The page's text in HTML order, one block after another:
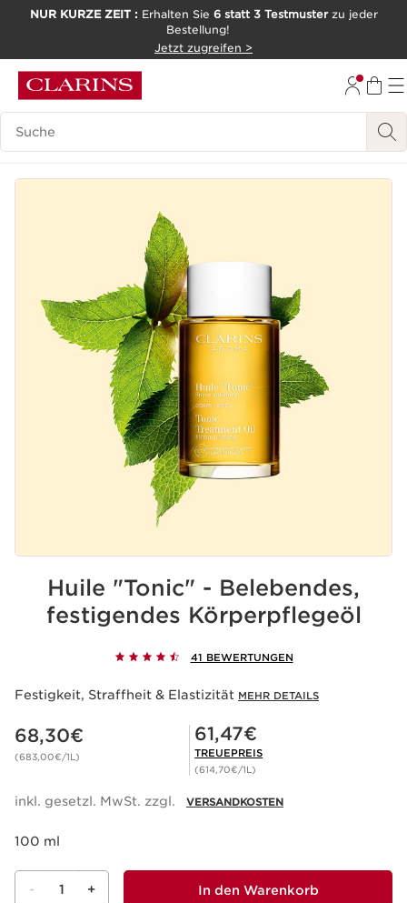
NUR KURZE ZEIT : Erhalten Sie 6 statt 3 Testmusterzu jeder
Bestellung!
Jetzt zugreifen >
Legende suchen
Huile "Tonic" - Belebendes,
festigendes Körperpflegeöl
41 BEWERTUNGEN
Festigkeit, Straffheit & Elastizität MEHR DETAILS
Aktueller Preis 68,30€
68,30€
(683,00€/1L)
Mitgliederpreis 61,47€
61,47€
TREUEPREIS
(614,70€/1L)
inkl. gesetzl. MwSt. zzgl. VERSANDKOSTEN
100 ml
- 1 + In den Warenkorb